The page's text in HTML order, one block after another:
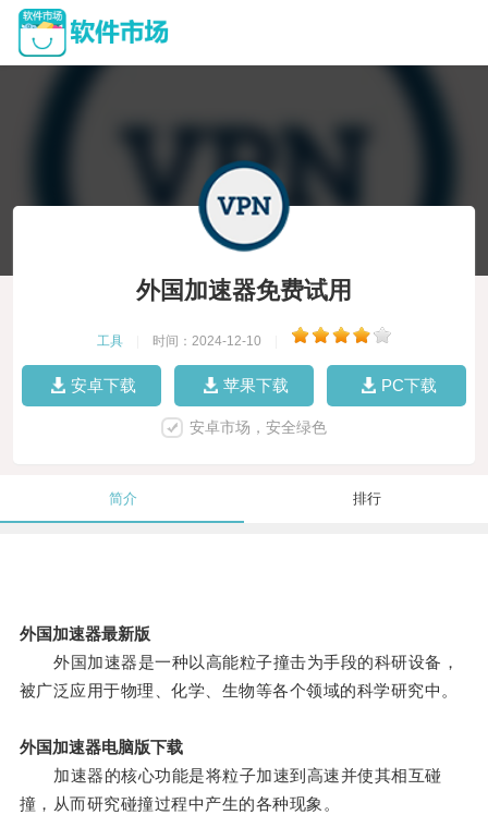
外国加速器免费试用
工具 时间：2024-12-10
安卓下载 苹果下载 PC下载
安卓市场，安全绿色
简介 排行
外国加速器最新版
外国加速器是一种以高能粒子撞击为手段的科研设备，
被广泛应用于物理、化学、生物等各个领域的科学研究中。
外国加速器电脑版下载
加速器的核心功能是将粒子加速到高速并使其相互碰
撞，从而研究碰撞过程中产生的各种现象。